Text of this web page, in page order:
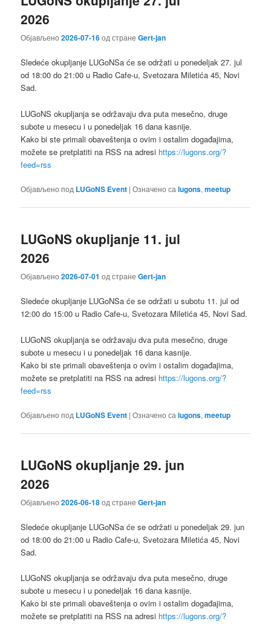
2026
Објављено2026-07-16од странеGert-jan
Sledeće okupljanje LUGoNSa ćе se održati u ponedeljak 27. jul
od 18:00 do 21:00 u Radio Cafe-u, Svetozara Miletića 45, Novi
Sad.
LUGoNS okupljanja se održavaju dva puta mesečno, druge
subote u mesecu i u ponedeljak 16 dana kasnije.
Kako bi ste primali obaveštenja o ovim i ostalim događajima,
možete se pretplatiti na RSS na adresi https://lugons.org/?
feed=rss
Објављено под LUGoNS Event |Означено са lugons,meetup
LUGoNS okupljanje 11. jul
2026
Објављено2026-07-01 од странеGert-jan
Sledeće okupljanje LUGoNSa ćе se održati u subotu 11. jul od
12:00 do 15:00 u Radio Cafe-u, Svetozara Miletića 45, Novi Sad.
LUGoNS okupljanja se održavaju dva puta mesečno, druge
subote u mesecu i u ponedeljak 16 dana kasnije.
Kako bi ste primali obaveštenja o ovim i ostalim događajima,
možete se pretplatiti na RSS na adresi https://lugons.org/?
feed=rss
Објављено под LUGoNS Event |Означено са lugons,meetup
LUGoNS okupljanje 29. jun
2026
Објављено2026-06-18од странеGert-jan
Sledeće okupljanje LUGoNSa ćе se održati u ponedeljak 29. jun
od 18:00 do 21:00 u Radio Cafe-u, Svetozara Miletića 45, Novi
Sad.
LUGoNS okupljanja se održavaju dva puta mesečno, druge
subote u mesecu i u ponedeljak 16 dana kasnije.
Kako bi ste primali obaveštenja o ovim i ostalim događajima,
možete se pretplatiti na RSS na adresi https://lugons.org/?